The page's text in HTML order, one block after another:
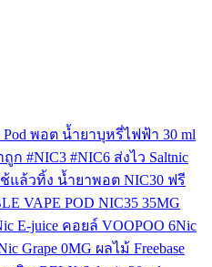
Pod พอต น้ำยาบุหรี่ไฟฟ้า 30 ml
ถูก #NIC3 #NIC6 ส่งไว Saltnic
แล้วทิ้ง น้ำยาพอต NIC30 ฟรี
VAPE POD NIC35 35MG
E-juice คอยล์ VOOPOO 6Nic
Grape 0MG ผลไม้ Freebase